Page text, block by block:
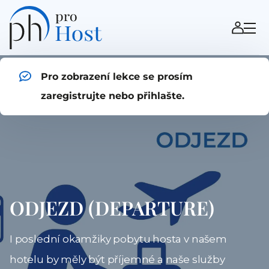
Pro zobrazení lekce se prosím
zaregistrujte nebo přihlašte.
ODJEZD (DEPARTURE)
I poslední okamžiky pobytu hosta v našem
hotelu by měly být příjemné a naše služby